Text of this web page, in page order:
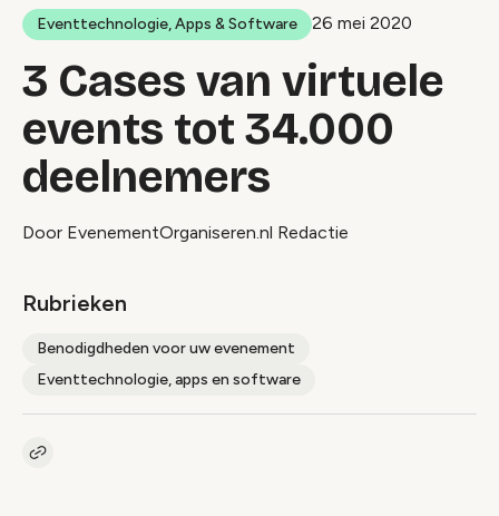
Eventtechnologie, Apps & Software 26 mei 2020
3 Cases van virtuele
events tot 34.000
deelnemers
Door EvenementOrganiseren.nl Redactie
Rubrieken
Benodigdheden voor uw evenement
Eventtechnologie, apps en software
Kopieer link naar artikel